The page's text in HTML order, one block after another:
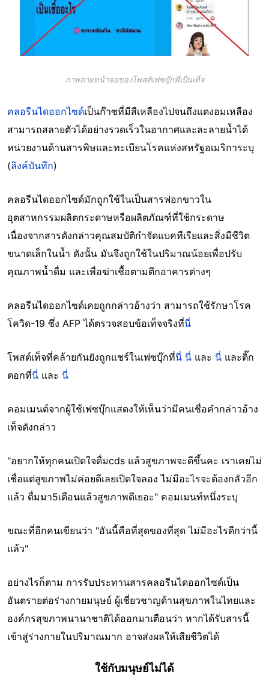
ภาพถ่ายหน้าจอของโพสต์เฟซบุ๊กที่เป็นเท็จ
คลอรีนไดออกไซด์เป็นก๊าซที่มีสีเหลืองไปจนถึงแดงอมเหลือง
สามารถสลายตัวได้อย่างรวดเร็วในอากาศและละลายน้ำได้
หน่วยงานด้านสารพิษและทะเบียนโรคแห่งสหรัฐอเมริการะบุ
(ลิงค์บันทึก)
คลอรีนไดออกไซด์มักถูกใช้ในเป็นสารฟอกขาวใน
อุตสาหกรรมผลิตกระดาษหรือผลิตภัณฑ์ที่ใช้กระดาษ
เนื่องจากสารดังกล่าวคุณสมบัติกำจัดแบคทีเรียและสิ่งมีชีวิต
ขนาดเล็กในน้ำ ดังนั้น มันจึงถูกใช้ในปริมาณน้อยเพื่อปรับ
คุณภาพน้ำดื่ม และเพื่อฆ่าเชื้อตามตึกอาคารต่างๆ
คลอรีนไดออกไซด์เคยถูกกล่าวอ้างว่า สามารถใช้รักษาโรค
โควิด-19 ซึ่ง AFP ได้ตรวจสอบข้อเท็จจริงที่นี่
โพสต์เท็จที่คล้ายกันยังถูกแชร์ในเฟซบุ๊กที่นี่ นี่ และ นี่ และติ๊ก
ตอกที่นี่ และ นี่
คอมเมนต์จากผู้ใช้เฟซบุ๊กแสดงให้เห็นว่ามีคนเชื่อคำกล่าวอ้าง
เท็จดังกล่าว
"อยากให้ทุกคนเปิดใจดื่มcds แล้วสูขภาพจะดีขึ้นคะ เราเคยไม่
เชื่อแต่สูขภาพไม่ค่อยดีเลยเปิดใจลอง ไม่มีอะไรจะต้องกลัวอีก
แล้ว ดื่มมา5เดือนแล้วสูขภาพดีเยอะ" คอมเมนท์หนึ่งระบุ
ขณะที่อีกคนเขียนว่า "อันนี้คือที่สุดของที่สุด ไม่มีอะไรดีกว่านี้
แล้ว"
อย่างไรก็ตาม การรับประทานสารคลอรีนไดออกไซด์เป็น
อันตรายต่อร่างกายมนุษย์ ผู้เชี่ยวชาญด้านสุขภาพในไทยและ
องค์กรสุขภาพนานาชาติได้ออกมาเตือนว่า หากได้รับสารนี้
เข้าสู่ร่างกายในปริมาณมาก อาจส่งผลให้เสียชีวิตได้
ใช้กับมนุษย์ไม่ได้